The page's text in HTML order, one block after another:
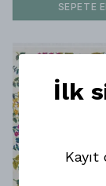
SEPETE
İlk
Kayıt